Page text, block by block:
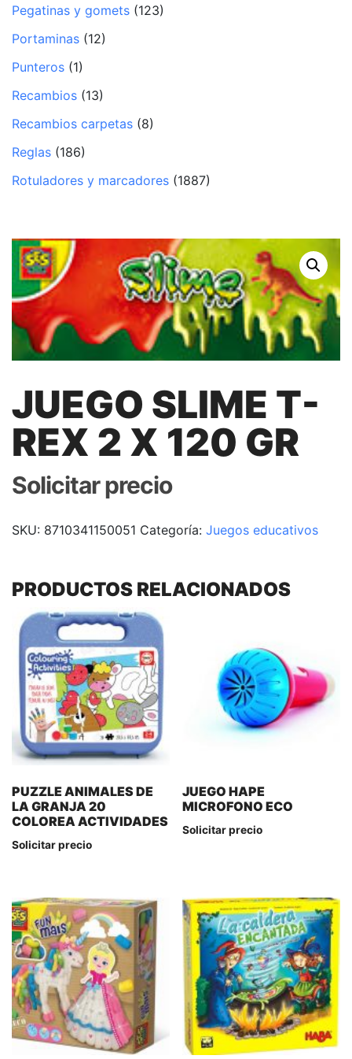
Pegatinas y gomets (123)
Portaminas (12)
Punteros (1)
Recambios (13)
Recambios carpetas (8)
Reglas (186)
Rotuladores y marcadores (1887)
JUEGO SLIME T-
REX 2 X 120 GR
Solicitar precio
SKU: 8710341150051 Categoría: Juegos educativos
PRODUCTOS RELACIONADOS
PUZZLE ANIMALES DE
LA GRANJA 20
COLOREA ACTIVIDADES
Solicitar precio
JUEGO HAPE
MICROFONO ECO
Solicitar precio